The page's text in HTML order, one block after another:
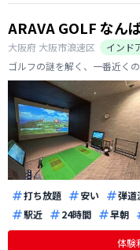
ARAVA GOLF なん
大阪府 大阪市浪速区
インド
ゴルフの謎を解く、一番近くの
打ち放題 安い 弾道
駅近
24時間 早朝
体験